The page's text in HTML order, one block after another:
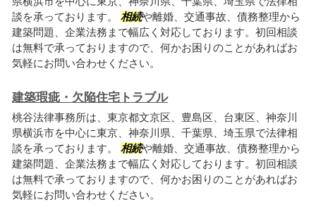
談を承っております。 相続や離婚、交通事故、債務整理から
建築問題、企業法務まで幅広く対応しております。初回相談
は無料で承っておりますので、何かお困りのことがあればお
気軽にお問い合わせください。
建築瑕疵・欠陥住宅トラブル
桃谷法律事務所は、東京都文京区、豊島区、台東区、神奈川
県横浜市を中心に東京、神奈川県、千葉県、埼玉県で法律相
談を承っております。 相続や離婚、交通事故、債務整理から
建築問題、企業法務まで幅広く対応しております。初回相談
は無料で承っておりますので、何かお困りのことがあればお
気軽にお問い合わせください。